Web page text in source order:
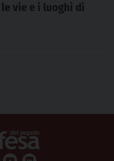
vie e i luoghi di